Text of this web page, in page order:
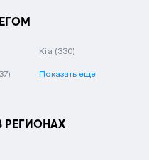
Kia (330)
Показать еще